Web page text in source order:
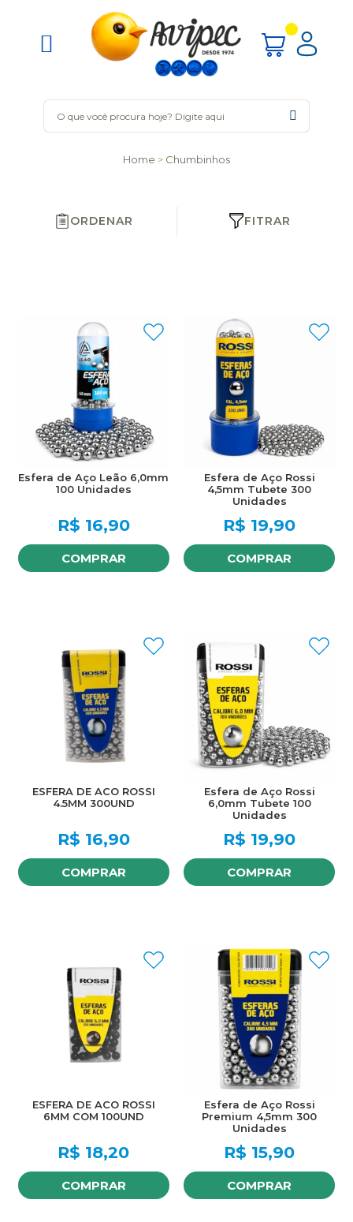
Home Chumbinhos
ORDENAR FITRAR
Esfera de Aço Leão 6,0mm
100 Unidades
R$ 16,90
COMPRAR
Esfera de Aço Rossi
4,5mm Tubete 300
Unidades
R$ 19,90
COMPRAR
ESFERA DE ACO ROSSI
4.5MM 300UND
R$ 16,90
COMPRAR
Esfera de Aço Rossi
6,0mm Tubete 100
Unidades
R$ 19,90
COMPRAR
ESFERA DE ACO ROSSI
6MM COM 100UND
R$ 18,20
COMPRAR
Esfera de Aço Rossi
Premium 4,5mm 300
Unidades
R$ 15,90
COMPRAR